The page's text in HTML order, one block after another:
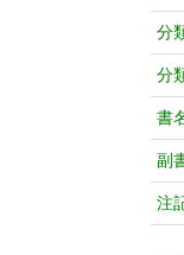
分
分
書
副
注